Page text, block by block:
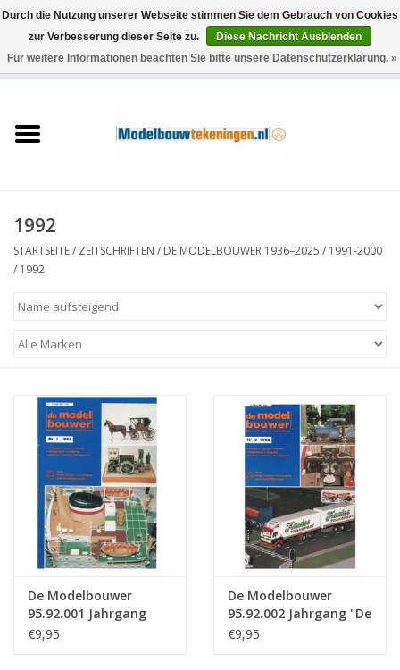
0 Artikel - €0,00
Schiffe
Holzbau
Maschinen
Zeitschriften
Neue Zeichnungen
NEUE ZEITSCHRIFTEN
ABONNEMENT DER
MODELLBAUER
1992
STARTSEITE/ ZEITSCHRIFTEN / DE MODELBOUWER 1936–2025 / 1991-2000
/ 1992
De Modelbouwer
95.92.001 Jahrgang
"Der Modellbauer"
€9,95
De Modelbouwer
95.92.002 Jahrgang "De
Modelbouwer"
€9,95
Durch die Nutzung unserer Webseite stimmen Sie dem Gebrauch von Cookies
zur Verbesserung dieser Seite zu.
Diese Nachricht Ausblenden
Für weitere Informationen beachten Sie bitte unsere Datenschutzerklärung. »